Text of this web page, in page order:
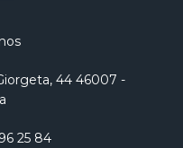
44 46007 -
25 84